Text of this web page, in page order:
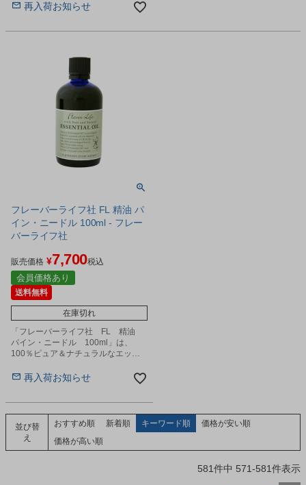
再入荷お知らせ
フレーバーライフ社 FL 精油 パ
イン・ニードル 100ml - フレー
バーライフ社
販売価格 ¥7,700税込
会員価格あり
送料無料
在庫切れ
「フレーバーライフ社 FL 精油
パイン・ニードル 100ml」は、
100％ピュア＆ナチュラルなエッセ
再入荷お知らせ
並び替
え
おすすめ順 新着順 キーワード順
価格が安い順
価格が高い順
581件中 571-581件表示